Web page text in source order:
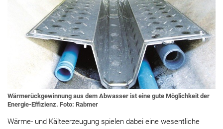
Wärmerückgewinnung aus dem Abwasser ist eine gute Möglichkeit der
Energie-Effizienz. Foto: Rabmer
Wärme- und Kälteerzeugung spielen dabei eine wesentliche